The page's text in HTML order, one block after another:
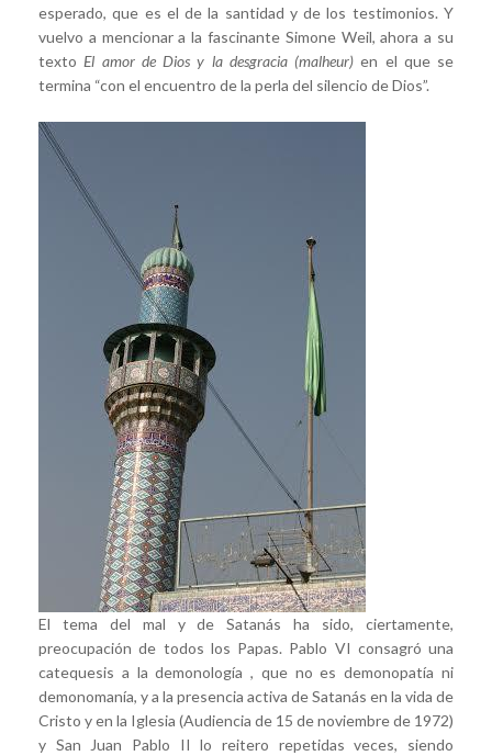
esperado, que es el de la santidad y de los testimonios. Y
vuelvo a mencionar a la fascinante Simone Weil, ahora a su
texto El amor de Dios y la desgracia (malheur) en el que se
termina “con el encuentro de la perla del silencio de Dios”.
El tema del mal y de Satanás ha sido, ciertamente,
preocupación de todos los Papas. Pablo VI consagró una
catequesis a la demonología , que no es demonopatía ni
demonomanía, y a la presencia activa de Satanás en la vida de
Cristo y en la Iglesia (Audiencia de 15 de noviembre de 1972)
y San Juan Pablo II lo reitero repetidas veces, siendo